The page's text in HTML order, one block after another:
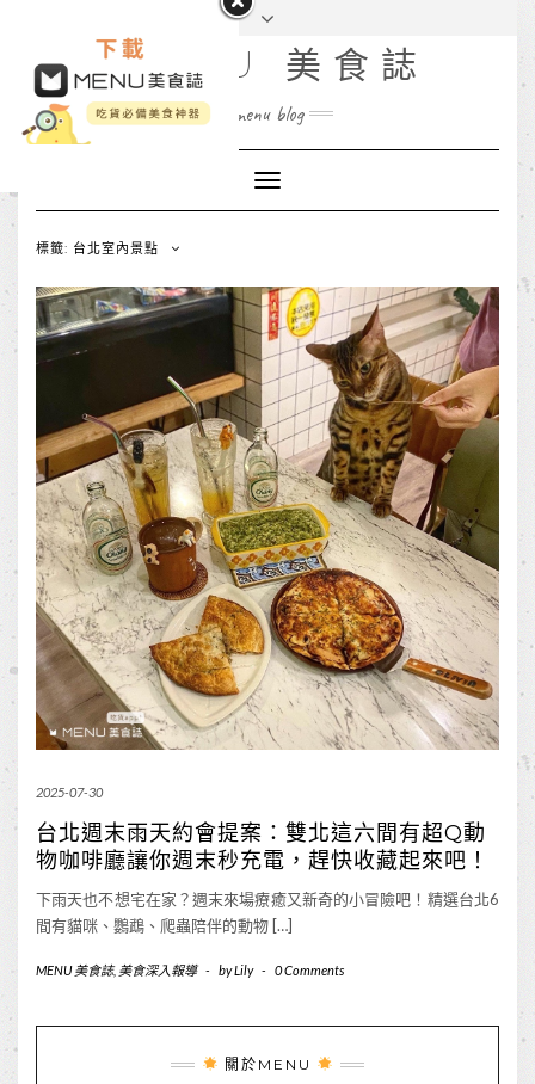
MENU 美食誌
menu blog
Toggle
Navigation
標籤: 台北室內景點
2025-07-30
台北週末雨天約會提案：雙北這六間有超Q動
物咖啡廳讓你週末秒充電，趕快收藏起來吧！
下雨天也不想宅在家？週末來場療癒又新奇的小冒險吧！精選台北6
間有貓咪、鸚鵡、爬蟲陪伴的動物 […]
MENU 美食誌, 美食深入報導 - byLily - 0 Comments
關於MENU